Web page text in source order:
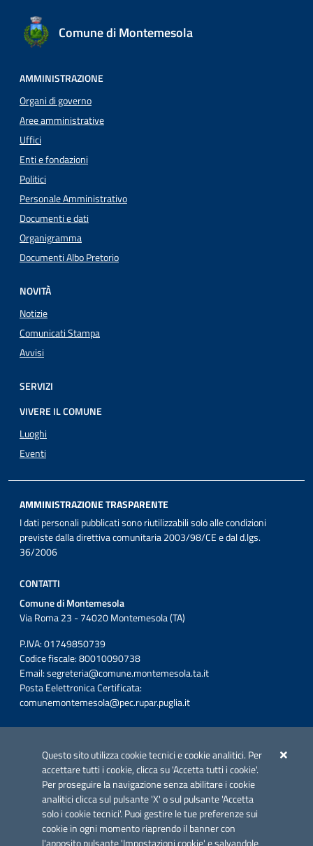
Questo sito utilizza cookie tecnici e cookie analitici. Per
accettare tutti i cookie, clicca su 'Accetta tutti i cookie'.
Per proseguire la navigazione senza abilitare i cookie
analitici clicca sul pulsante 'X' o sul pulsante 'Accetta
solo i cookie tecnici'. Puoi gestire le tue preferenze sui
cookie in ogni momento riaprendo il banner con
Comune di Montemesola
AMMINISTRAZIONE
Organi di governo
Aree amministrative
Uffici
Enti e fondazioni
Politici
Personale Amministrativo
Documenti e dati
Organigramma
Documenti Albo Pretorio
NOVITÀ
Notizie
Comunicati Stampa
Avvisi
SERVIZI
VIVERE IL COMUNE
Luoghi
Eventi
AMMINISTRAZIONE TRASPARENTE
I dati personali pubblicati sono riutilizzabili solo alle condizioni
previste dalla direttiva comunitaria 2003/98/CE e dal d.lgs.
36/2006
CONTATTI
Comune di Montemesola
Via Roma 23 - 74020 Montemesola (TA)
P.IVA: 01749850739
Codice fiscale: 80010090738
Email:segreteria@comune.montemesola.ta.it
Posta Eelettronica Certificata:
comunemontemesola@pec.rupar.puglia.it
Azione 2.3.
Link utili